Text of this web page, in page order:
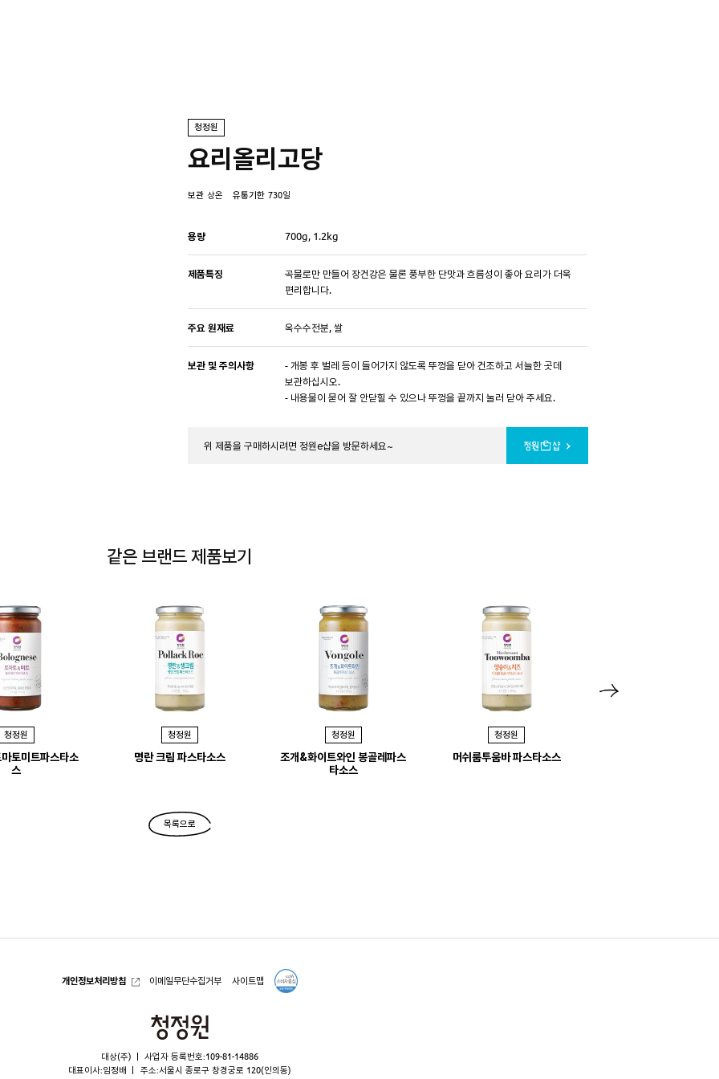
청정원
요리올리고당
보관 상온 유통기한 730일
용량 700g, 1.2kg
제품특징
곡물로만 만들어 장건강은 물론 풍부한 단맛과 흐름성이 좋아 요리가 더욱
편리합니다.
주요 원재료 옥수수전분, 쌀
보관 및 주의사항
- 개봉 후 벌레 등이 들어가지 않도록 뚜껑을 닫아 건조하고 서늘한 곳데
보관하십시오.
- 내용물이 묻어 잘 안닫힐 수 있으나 뚜껑을 끝까지 눌러 닫아 주세요.
위 제품을 구매하시려면 정원e샵을 방문하세요~
같은 브랜드 제품보기
청정원
토미트파스타소
스
청정원
명란 크림 파스타소스
청정원
조개&화이트와인 봉골레파스
타소스
청정원
머쉬룸투움바 파스타소스
N
목록으로
개인정보처리방침 이메일무단수집거부 사이트맵
청
원
대상(주)
사업자 등록번호:109-81-14886
대표이사:임정배
주소:서울시 종로구 창경궁로 120(인의동)